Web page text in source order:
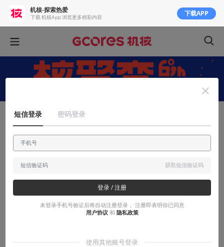
一个“老年”听众的核聚变之旅
一名34岁的普通玩家，刚从1200公里外的北京回到家，和各位朋友
聊聊6周年的历程
wyblade 2016-06-01
机核-探索热爱
下载 机核App 浏览更多精彩内容 下载APP
短信登录 密码登录
获取短信验证码
登录 / 注册
未登录手机号验证后将自动注册登录， 注册即表明你已同意
用户协议 和 隐私政策
使用其他账号登录